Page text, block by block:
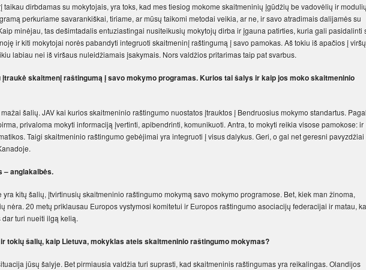
taikau dirbdamas su mokytojais, yra toks, kad mes tiesiog mokome skaitmeninių įgūdžių be vadovėlių ir
perkuriame savarankiškai, tiriame, ar mūsų taikomi metodai veikia, ar ne, ir savo atradimais dalijamės su
minėjau, tas dešimtadalis entuziastingai nusiteikusių mokytojų dirba ir įgauna patirties, kuria gali pasidalinti
ir kiti mokytojai norės pabandyti integruoti skaitmeninį raštingumą į savo pamokas. Aš tokiu iš apačios į viršų
labiau nei iš viršaus nuleidžiamais įsakymais. Nors valdžios pritarimas taip pat svarbus.
skaitmenį raštingumą į savo mokymo programas. Kurios tai šalys ir kaip jos moko skaitmeninio
šalių. JAV kai kurios skaitmeninio raštingumo nuostatos įtrauktos į Bendruosius mokymo standartus. Pagal
privaloma mokyti informaciją įvertinti, apibendrinti, komunikuoti. Antra, to mokyti reikia visose pamokose: ir
Taigi skaitmeninio raštingumo gebėjimai yra integruoti į visus dalykus. Geri, o gal net geresni pavyzdžiai
– anglakalbės.
yra kitų šalių, įtvirtinusių skaitmeninio raštingumo mokymą savo mokymo programose. Bet, kiek man žinoma,
nėra. 20 metų priklausau Europos vystymosi komitetui ir Europos raštingumo asociacijų federacijai ir matau,
turi nueiti ilgą kelią.
tokių šalių, kaip Lietuva, mokyklas ateis skaitmeninio raštingumo mokymas?
jūsų šalyje. Bet pirmiausia valdžia turi suprasti, kad skaitmeninis raštingumas yra reikalingas. Olandijos